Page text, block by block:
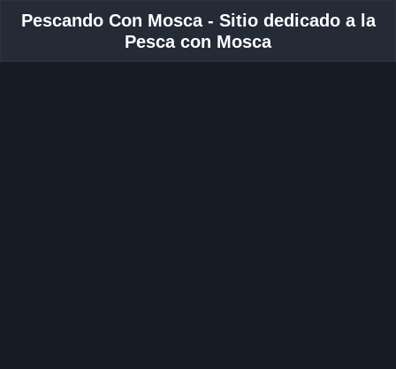
Pescando Con Mosca - Sitio dedicado a la
Pesca con Mosca